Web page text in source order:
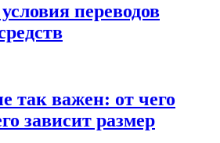
переводов
так важен: от чего
зависит размер